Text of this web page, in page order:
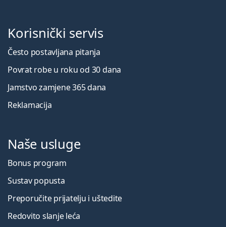
Korisnički servis
Često postavljana pitanja
Povrat robe u roku od 30 dana
Jamstvo zamjene 365 dana
Reklamacija
Naše usluge
Bonus program
Sustav popusta
Preporučite prijatelju i uštedite
Redovito slanje leća